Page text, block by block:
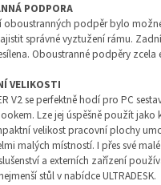
PODPORA
oboustranných podpěr bylo
správné vyztužení rámu.
Oboustranné podpěry zcela
VELIKOSTI
V2 se perfektně hodí pro PC
Lze jej úspěšně použít
velikost pracovní plochy
malých místností. I přes své
a externích zařízení
stůl v nabídce ULTRADESK.